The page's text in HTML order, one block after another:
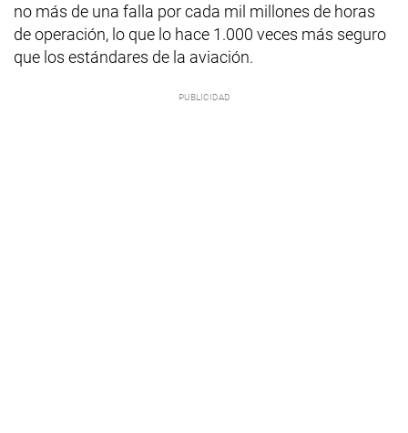
no más de una falla por cada mil millones de horas
de operación, lo que lo hace 1.000 veces más seguro
que los estándares de la aviación.